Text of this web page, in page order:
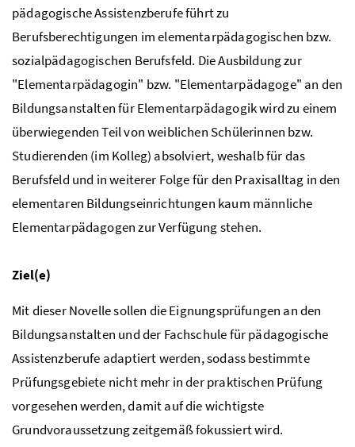
pädagogische Assistenzberufe führt zu
Berufsberechtigungen im elementarpädagogischen bzw.
sozialpädagogischen Berufsfeld. Die Ausbildung zur
"Elementarpädagogin" bzw. "Elementarpädagoge" an den
Bildungsanstalten für Elementarpädagogik wird zu einem
überwiegenden Teil von weiblichen Schülerinnen bzw.
Studierenden (im Kolleg) absolviert, weshalb für das
Berufsfeld und in weiterer Folge für den Praxisalltag in den
elementaren Bildungseinrichtungen kaum männliche
Elementarpädagogen zur Verfügung stehen.
Ziel(e)
Mit dieser Novelle sollen die Eignungsprüfungen an den
Bildungsanstalten und der Fachschule für pädagogische
Assistenzberufe adaptiert werden, sodass bestimmte
Prüfungsgebiete nicht mehr in der praktischen Prüfung
vorgesehen werden, damit auf die wichtigste
Grundvoraussetzung zeitgemäß fokussiert wird.